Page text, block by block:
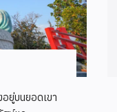
ยู่บนยอดเขา